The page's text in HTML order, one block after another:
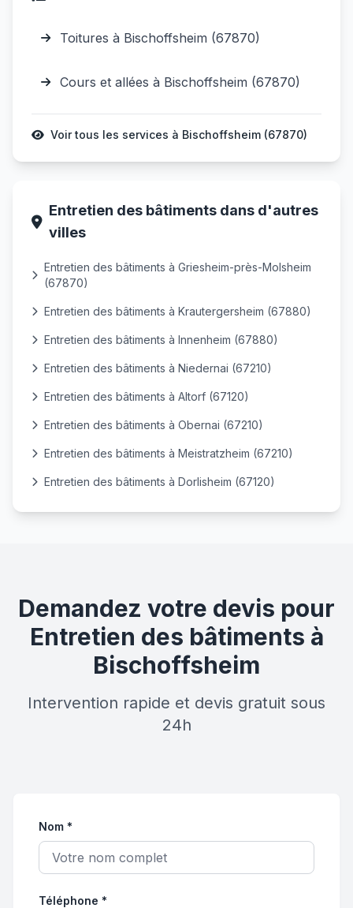
Toitures à Bischoffsheim (67870)
Cours et allées à Bischoffsheim (67870)
Voir tous les services à Bischoffsheim (67870)
Entretien des bâtiments dans d'autres
villes
Entretien des bâtiments à Griesheim-près-Molsheim
(67870)
Entretien des bâtiments à Krautergersheim (67880)
Entretien des bâtiments à Innenheim (67880)
Entretien des bâtiments à Niedernai (67210)
Entretien des bâtiments à Altorf (67120)
Entretien des bâtiments à Obernai (67210)
Entretien des bâtiments à Meistratzheim (67210)
Entretien des bâtiments à Dorlisheim (67120)
Demandez votre devis pour
Entretien des bâtiments à
Bischoffsheim
Intervention rapide et devis gratuit sous
24h
Nom *
Téléphone *